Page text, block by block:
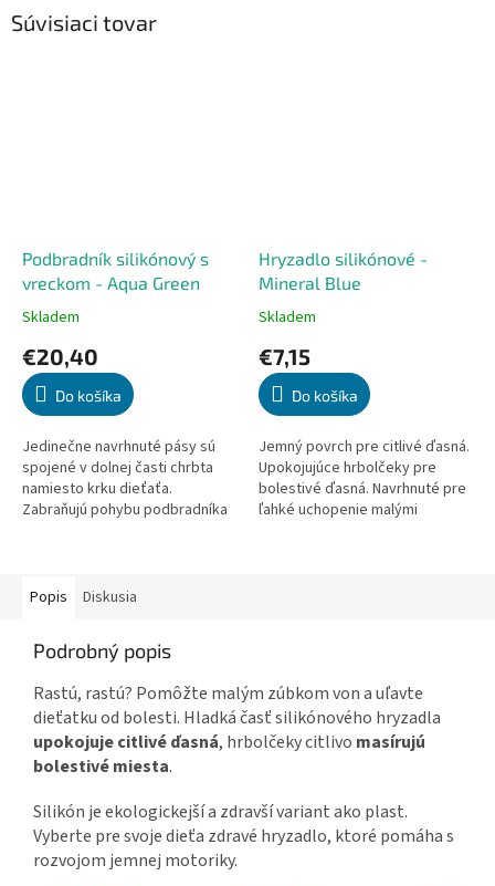
Súvisiaci tovar
Podbradník silikónový s
vreckom - Aqua Green
Priemerné
produktu
je
5,0
5
hviezdičiek.
Skladem
€20,40
Do košíka
Jedinečne navrhnuté pásy sú
spojené v dolnej časti chrbta
namiesto krku dieťaťa.
Zabraňujú pohybu podbradníka
Hryzadlo silikónové -
Mineral Blue
Priemerné
produktu
je
5,0
5
hviezdičiek.
Skladem
€7,15
Do košíka
Jemný povrch pre citlivé ďasná.
Upokojujúce hrbolčeky pre
bolestivé ďasná. Navrhnuté pre
ľahké uchopenie malými
Popis Diskusia
Podrobný popis
Rastú, rastú? Pomôžte malým zúbkom von a uľavte
dieťatku od bolesti. Hladká časť silikónového hryzadla
upokojuje citlivé ďasná, hrbolčeky citlivo masírujú
bolestivé miesta.
Silikón je ekologickejší a zdravší variant ako plast.
Vyberte pre svoje dieťa zdravé hryzadlo, ktoré pomáha s
rozvojom jemnej motoriky.